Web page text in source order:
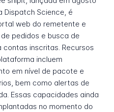
Dispatch Science, é
web do remetente e
pedidos e busca de
inscritas. Recursos
incluem
em nível de pacote e
bem como alertas de
Essas capacidades ainda
no momento do